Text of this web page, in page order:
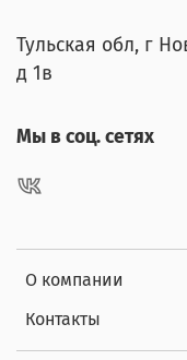
О компании
Контакты
Тульская обл, г
д 1в
Мы в соц. сетях